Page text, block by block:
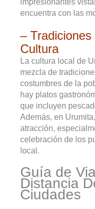
impresionantes
encuentra con las
–
Cultura
La cultura local de
mezcla de
costumbres de la
hay platos
que incluyen
Además, en
atracción,
celebración de los
local.
Guía de
Distancia
Ciudades